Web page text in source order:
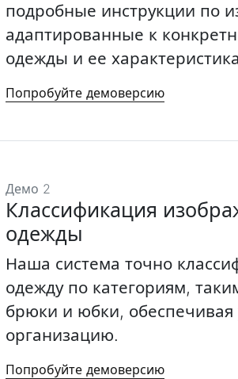
подробные инструкции по
адаптированные к
одежды и ее
Попробуйте демоверсию
Демо 2
Классификация
одежды
Наша система точно
одежду по категориям,
брюки и юбки, обеспечивая
организацию.
Попробуйте демоверсию